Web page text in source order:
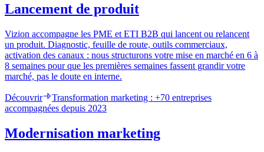
Lancement de produit
Vizion accompagne les PME et ETI B2B qui lancent ou relancent
un produit. Diagnostic, feuille de route, outils commerciaux,
activation des canaux : nous structurons votre mise en marché en 6 à
8 semaines pour que les premières semaines fassent grandir votre
marché, pas le doute en interne.
Découvrir
Transformation marketing : +70 entreprises
accompagnées depuis 2023
Modernisation marketing